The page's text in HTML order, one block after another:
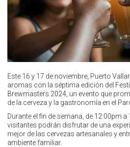
Este 16 y 17 de noviembre, Puerto
aromas con la séptima edición del
Brewmasters 2024, un evento que
de la cerveza y la gastronomía en el
Durante el fin de semana, de 12:00pm
visitantes podrán disfrutar de una
mejor de las cervezas artesanales y
ambiente familiar.